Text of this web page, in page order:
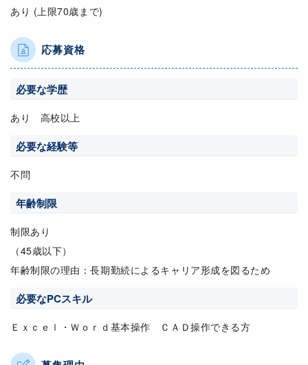
あり (上限70歳まで)
応募資格
必要な学歴
あり 高校以上
必要な経験等
不問
年齢制限
制限あり
（45歳以下）
年齢制限の理由：長期勤続によるキャリア形成を図るため
必要なPCスキル
Ｅｘｃｅｌ・Ｗｏｒｄ基本操作 ＣＡＤ操作できる方